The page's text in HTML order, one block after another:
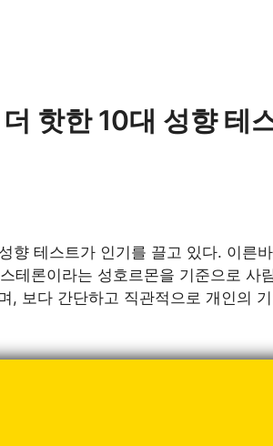
핫한 10대 성향 테
테스트가 인기를 끌고 있다. 이른바
테론이라는 성호르몬을 기준으로 사
, 보다 간단하고 직관적으로 개인의